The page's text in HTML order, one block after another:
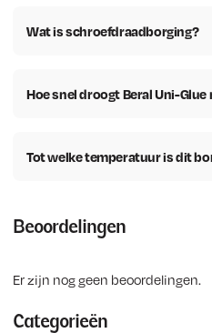
Wat is schroefdraadborging?
Hoe snel droogt Beral Uni-
Tot welke temperatuur is dit
Beoordelingen
Er zijn nog geen beoordelingen.
Categorieën